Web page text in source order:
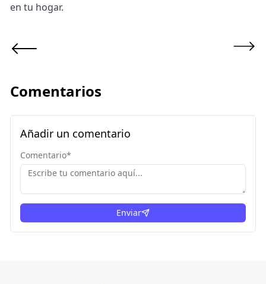
en tu hogar.
Comentarios
Añadir un comentario
Comentario*
Enviar